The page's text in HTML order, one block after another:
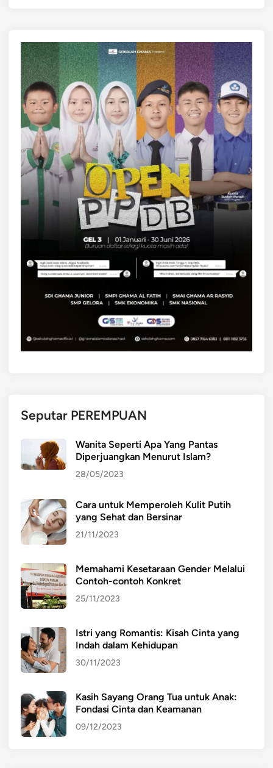
Seputar PEREMPUAN
Wanita Seperti Apa Yang Pantas
Diperjuangkan Menurut Islam?
28/05/2023
Cara untuk Memperoleh Kulit Putih
yang Sehat dan Bersinar
21/11/2023
Memahami Kesetaraan Gender Melalui
Contoh-contoh Konkret
25/11/2023
Istri yang Romantis: Kisah Cinta yang
Indah dalam Kehidupan
30/11/2023
Kasih Sayang Orang Tua untuk Anak:
Fondasi Cinta dan Keamanan
09/12/2023